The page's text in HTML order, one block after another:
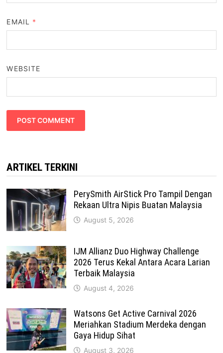
EMAIL *
WEBSITE
ARTIKEL TERKINI
PerySmith AirStick Pro Tampil Dengan
Rekaan Ultra Nipis Buatan Malaysia
August 5, 2026
IJM Allianz Duo Highway Challenge
2026 Terus Kekal Antara Acara Larian
Terbaik Malaysia
August 4, 2026
Watsons Get Active Carnival 2026
Meriahkan Stadium Merdeka dengan
Gaya Hidup Sihat
August 3, 2026